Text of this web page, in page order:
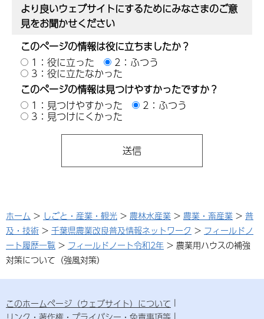
より良いウェブサイトにするためにみなさまのご意
見をお聞かせください
このページの情報は役に立ちましたか？
1：役に立った
2：ふつう
3：役に立たなかった
このページの情報は見つけやすかったですか？
1：見つけやすかった
2：ふつう
3：見つけにくかった
ホーム > しごと・産業・観光 > 農林水産業 > 農業・畜産業 > 普
及・技術 > 千葉県農業改良普及情報ネットワーク > フィールドノ
ート履歴一覧 > フィールドノート令和2年 > 農業用ハウスの補強
対策について（強風対策）
このホームページ（ウェブサイト）について
リンク・著作権・プライバシー・免責事項等